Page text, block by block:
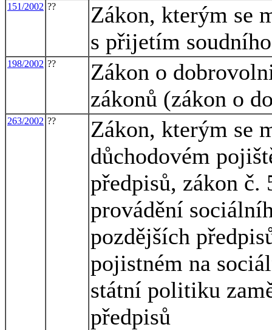
151/2002 ??
Zákon, kterým se
s přijetím
198/2002 ??
Zákon o
zákonů (zákon o
263/2002 ??
Zákon, kterým se
důchodovém
předpisů, zákon č.
provádění
pozdějších
pojistném na
státní politiku
předpisů